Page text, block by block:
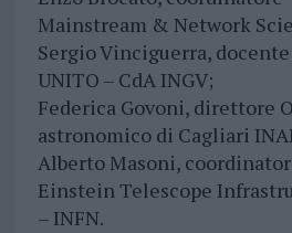
Mainstream & Network
Sergio Vinciguerra,
UNITO – CdA INGV;
Federica Govoni, direttore
astronomico di Cagliari
Alberto Masoni,
Einstein Telescope
– INFN.